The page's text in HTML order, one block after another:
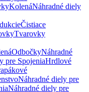
KolenáNáhradné diely
Čistiace
Tvarovky
OdbočkyNáhradné
pre SpojeniaHrdlové
Náhradné diely pre
Náhradné diely pre